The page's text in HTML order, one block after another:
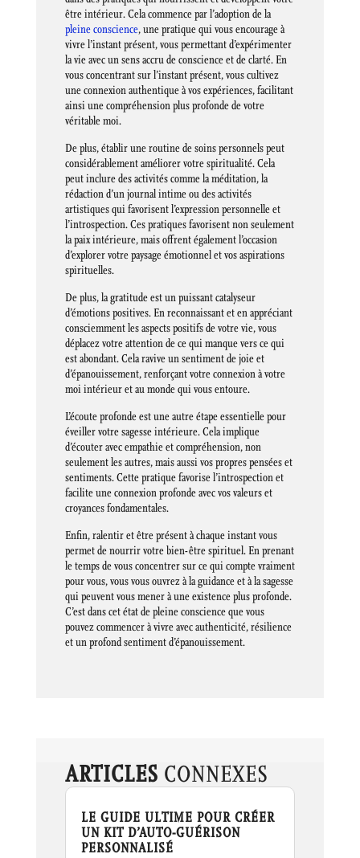
être intérieur. Cela commence par l’adoption de la
pleine conscience, une pratique qui vous encourage à
vivre l’instant présent, vous permettant d’expérimenter
la vie avec un sens accru de conscience et de clarté. En
vous concentrant sur l’instant présent, vous cultivez
une connexion authentique à vos expériences, facilitant
ainsi une compréhension plus profonde de votre
véritable moi.
De plus, établir une routine de soins personnels peut
considérablement améliorer votre spiritualité. Cela
peut inclure des activités comme la méditation, la
rédaction d’un journal intime ou des activités
artistiques qui favorisent l’expression personnelle et
l’introspection. Ces pratiques favorisent non seulement
la paix intérieure, mais offrent également l’occasion
d’explorer votre paysage émotionnel et vos aspirations
spirituelles.
De plus, la gratitude est un puissant catalyseur
d’émotions positives. En reconnaissant et en appréciant
consciemment les aspects positifs de votre vie, vous
déplacez votre attention de ce qui manque vers ce qui
est abondant. Cela ravive un sentiment de joie et
d’épanouissement, renforçant votre connexion à votre
moi intérieur et au monde qui vous entoure.
L’écoute profonde est une autre étape essentielle pour
éveiller votre sagesse intérieure. Cela implique
d’écouter avec empathie et compréhension, non
seulement les autres, mais aussi vos propres pensées et
sentiments. Cette pratique favorise l’introspection et
facilite une connexion profonde avec vos valeurs et
croyances fondamentales.
Enfin, ralentir et être présent à chaque instant vous
permet de nourrir votre bien-être spirituel. En prenant
le temps de vous concentrer sur ce qui compte vraiment
pour vous, vous vous ouvrez à la guidance et à la sagesse
qui peuvent vous mener à une existence plus profonde.
C’est dans cet état de pleine conscience que vous
pouvez commencer à vivre avec authenticité, résilience
et un profond sentiment d’épanouissement.
ARTICLES CONNEXES
LE GUIDE ULTIME POUR CRÉER
UN KIT D’AUTO-GUÉRISON
PERSONNALISÉ